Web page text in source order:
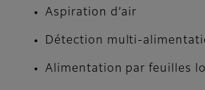
Aspiration d’air
Détection multi-
Alimentation par feuilles